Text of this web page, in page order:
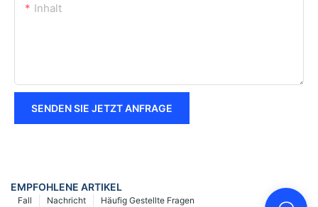
Inhalt
SENDEN SIE JETZT ANFRAGE
EMPFOHLENE ARTIKEL
Häufig Gestellte Fragen
Nachricht
Fall